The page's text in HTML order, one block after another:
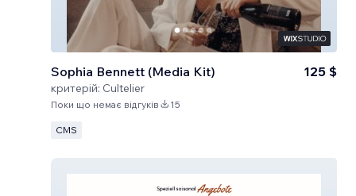
Sophia Bennett (Media Kit)
критерій: Cultelier
125 $
Поки що немає відгуків 15
CMS